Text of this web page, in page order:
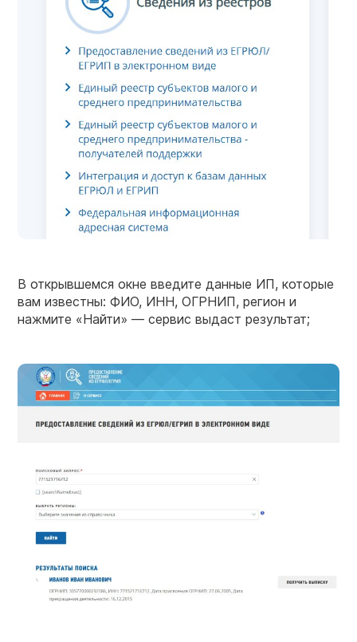
В открывшемся окне введите данные ИП, которые
вам известны: ФИО, ИНН, ОГРНИП, регион и
нажмите «Найти» — сервис выдаст результат;